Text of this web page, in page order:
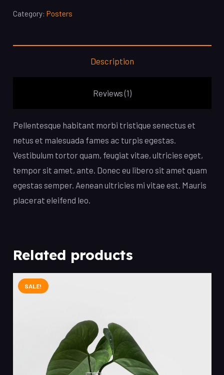
Category: Posters
Description
Reviews (1)
Pellentesque habitant morbi tristique senectus et
netus et malesuada fames ac turpis egestas.
Vestibulum tortor quam, feugiat vitae, ultricies eget,
tempor sit amet, ante. Donec eu libero sit amet quam
egestas semper. Aenean ultricies mi vitae est. Mauris
placerat eleifend leo.
Related products
SALE!